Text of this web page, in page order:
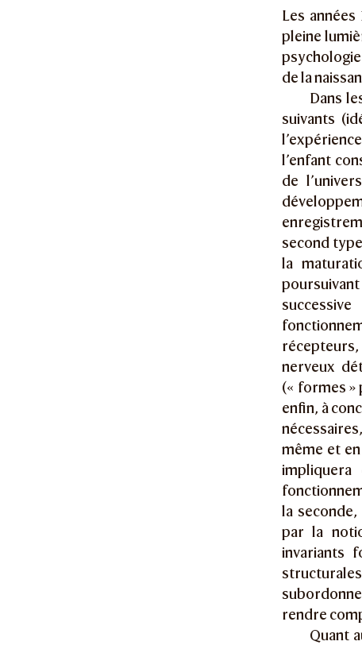
Les
pleine
de la
Dans
suivants
l’enfant
de
second
la
récepteurs,
nerveux
(« formes »
enfin, à
même et
impliquera
la
par la
invariants
rendre
Quant